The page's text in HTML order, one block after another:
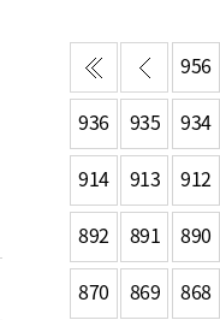
민원편의제도
민원 1회방문 처리제
어디서나 민원처리제
사전심사 청구제도
민원인 후견인제
복합민원 상담예약제
폐업신고 원스톱서비스
웹진 열린군산
타기관소식
어업현황
수산물 안전정보
군산수산물 소비촉진행사
군산 특화 수산물
상품권 구매 사용 및 관리
시정계획
주요업무
시정백서
956
936
935
934
914
913
912
892
891
890
870
869
868